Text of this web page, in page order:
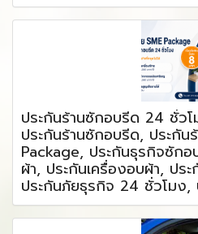
ประกันร้านซักอบรีด 24 ชั่ว
ประกันร้านซักอบรีด, ประกัน
Package, ประกันธุรกิจซัก
ผ้า, ประกันเครื่องอบผ้า, ปร
ประกันภัยธุรกิจ 24 ชั่วโมง,